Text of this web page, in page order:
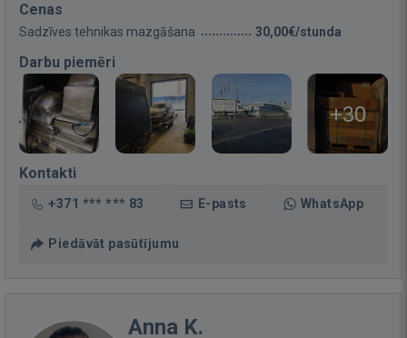
Cenas
Sadzīves tehnikas mazgāšana 30,00€/stunda
Darbu piemēri
+30
Kontakti
+371 *** *** 83 E-pasts WhatsApp
Piedāvāt pasūtījumu
Anna K.